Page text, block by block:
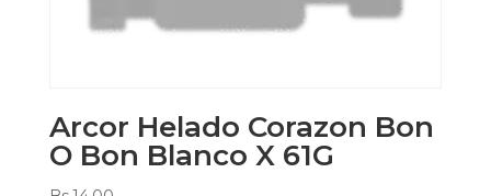
Arcor Helado Corazon Bon
O Bon Blanco X 61G